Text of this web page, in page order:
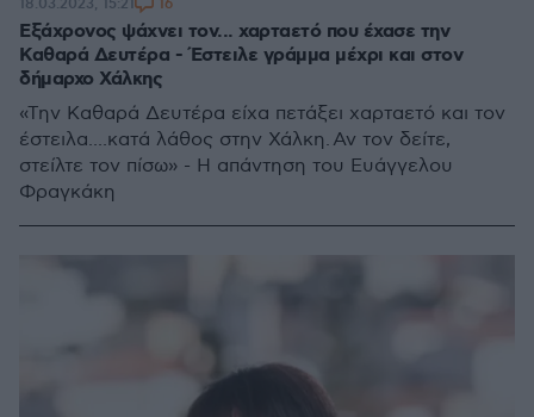
Εξάχρονος ψάχνει τον... χαρταετό που έχασε την
Καθαρά Δευτέρα - Έστειλε γράμμα μέχρι και στον
δήμαρχο Χάλκης
«Την Καθαρά Δευτέρα είχα πετάξει χαρταετό και τον
έστειλα....κατά λάθος στην Χάλκη. Αν τον δείτε,
στείλτε τον πίσω» - Η απάντηση του Ευάγγελου
Φραγκάκη
18.03.2023, 15:21 16